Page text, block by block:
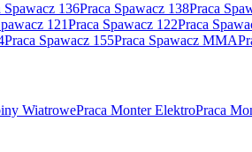
Spawacz 136Praca Spawacz 138Praca
121Praca Spawacz 122Praca
Praca Spawacz 155Praca Spawacz MMA
WiatrowePraca Monter ElektroPraca